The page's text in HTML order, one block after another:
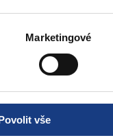
Marketingové
vše